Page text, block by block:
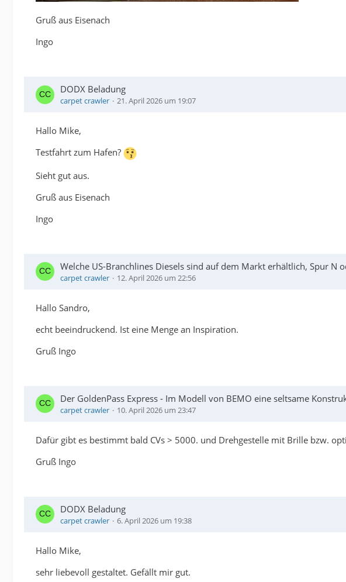
Gruß aus Eisenach
Ingo
DODX Beladung
carpet crawler 21. April 2026 um 19:07
Hallo Mike,
Testfahrt zum Hafen?
Sieht gut aus.
Gruß aus Eisenach
Ingo
Welche US-Branchlines Diesels sind auf dem Markt erhältlich, Spur N
carpet crawler 12. April 2026 um 22:56
Hallo Sandro,
echt beeindruckend. Ist eine Menge an Inspiration.
Gruß Ingo
Der GoldenPass Express - Im Modell von BEMO eine seltsame
carpet crawler 10. April 2026 um 23:47
Dafür gibt es bestimmt bald CVs > 5000. und Drehgestelle mit Brille bzw.
Gruß Ingo
DODX Beladung
carpet crawler 6. April 2026 um 19:38
Hallo Mike,
sehr liebevoll gestaltet. Gefällt mir gut.